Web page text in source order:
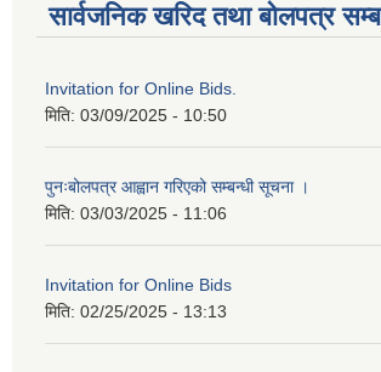
सार्वजनिक खरिद तथा बोलपत्र
Invitation for Online Bids.
मिति: 03/09/2025 - 10:50
पुनःबोलपत्र आह्वान गरिएको सम्बन्धी सूचना ।
मिति: 03/03/2025 - 11:06
Invitation for Online Bids
मिति: 02/25/2025 - 13:13